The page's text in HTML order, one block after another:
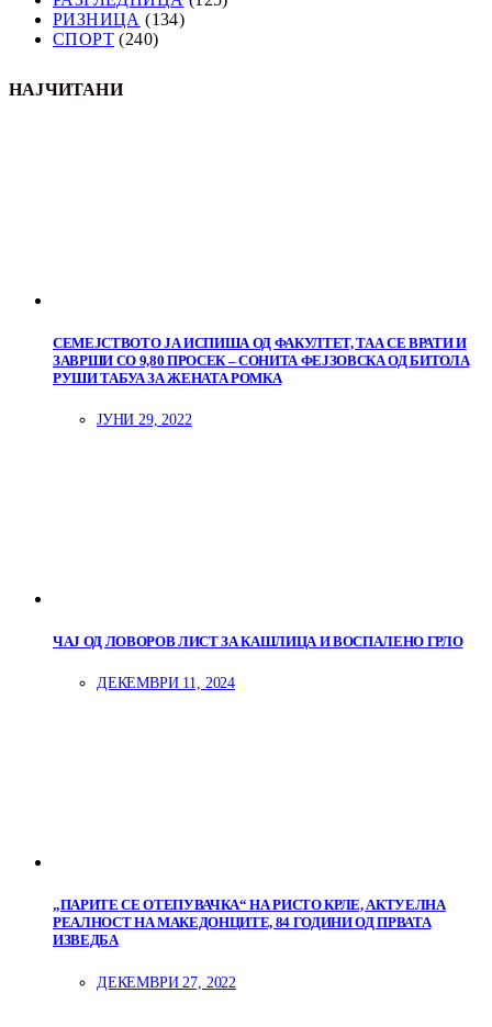
РИЗНИЦА (134)
СПОРТ (240)
НАЈЧИТАНИ
СЕМЕЈСТВОТО ЈА ИСПИША ОД ФАКУЛТЕТ, ТАА СЕ ВРАТИ И
ЗАВРШИ СО 9,80 ПРОСЕК – СОНИТА ФЕЈЗОВСКА ОД БИТОЛА
РУШИ ТАБУА ЗА ЖЕНАТА РОМКА
ЈУНИ 29, 2022
ЧАЈ ОД ЛОВОРОВ ЛИСТ ЗА КАШЛИЦА И ВОСПАЛЕНО ГРЛО
ДЕКЕМВРИ 11, 2024
„ПАРИТЕ СЕ ОТЕПУВАЧКА“ НА РИСТО КРЛЕ, АКТУЕЛНА
РЕАЛНОСТ НА МАКЕДОНЦИТЕ, 84 ГОДИНИ ОД ПРВАТА
ИЗВЕДБА
ДЕКЕМВРИ 27, 2022